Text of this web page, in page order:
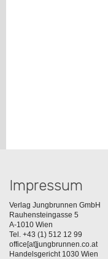
Impressum
Verlag Jungbrunnen GmbH
Rauhensteingasse 5
A-1010 Wien
Tel. +43 (1) 512 12 99
office[at]jungbrunnen.co.at
Handelsgericht 1030 Wien